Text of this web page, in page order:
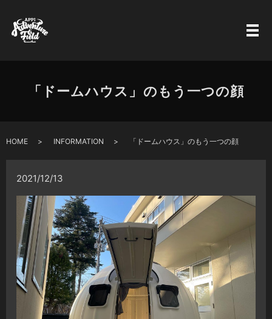
「ドームハウス」のもう一つの顔
HOME INFORMATION 「ドームハウス」のもう一つの顔
2021/12/13